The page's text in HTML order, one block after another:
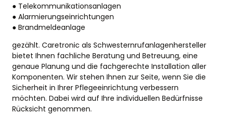
● Telekommunikationsanlagen
● Alarmierungseinrichtungen
● Brandmeldeanlage
gezählt. Caretronic als Schwesternrufanlagenhersteller
bietet Ihnen fachliche Beratung und Betreuung, eine
genaue Planung und die fachgerechte Installation aller
Komponenten. Wir stehen Ihnen zur Seite, wenn Sie die
Sicherheit in Ihrer Pflegeeinrichtung verbessern
möchten. Dabei wird auf Ihre individuellen Bedürfnisse
Rücksicht genommen.